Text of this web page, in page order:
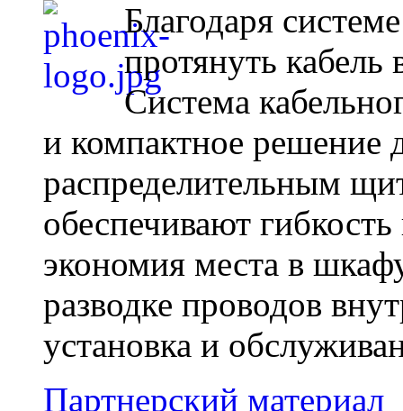
Благодаря
протянуть
Система
и компактное решение
распределительным
обеспечивают
экономия места в
разводке проводов
установка и
Партнерский материал